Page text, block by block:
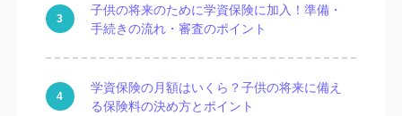
子供の将来のために学資保険に加入！準備・
手続きの流れ・審査のポイント
学資保険の月額はいくら？子供の将来に備え
る保険料の決め方とポイント